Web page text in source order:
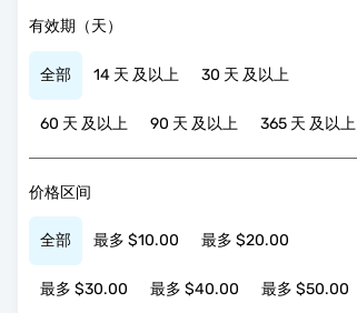
有效期（天）
全部 14 天 及以上 30 天 及以上
60 天 及以上 90 天 及以上 365 天 及以上
价格区间
全部 最多 $10.00 最多 $20.00
最多 $30.00 最多 $40.00 最多 $50.00